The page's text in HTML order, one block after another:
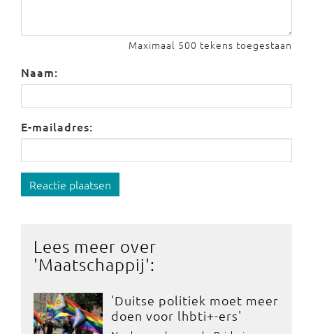
Maximaal 500 tekens toegestaan
Naam:
E-mailadres:
Reactie plaatsen
Lees meer over
'Maatschappij':
'Duitse politiek moet meer
doen voor lhbti+-ers'